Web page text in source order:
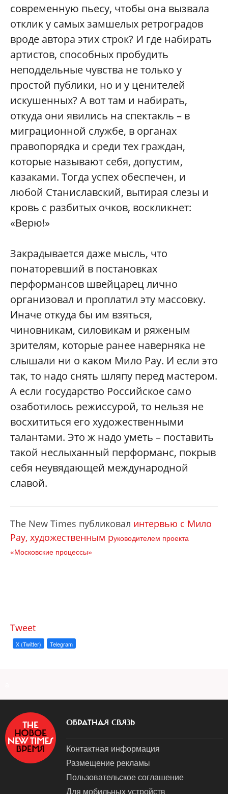
современную пьесу, чтобы она вызвала
отклик у самых замшелых ретроградов
вроде автора этих строк? И где набирать
артистов, способных пробудить
неподдельные чувства не только у
простой публики, но и у ценителей
искушенных? А вот там и набирать,
откуда они явились на спектакль – в
миграционной службе, в органах
правопорядка и среди тех граждан,
которые называют себя, допустим,
казаками. Тогда успех обеспечен, и
любой Станиславский, вытирая слезы и
кровь с разбитых очков, воскликнет:
«Верю!»
Закрадывается даже мысль, что
понаторевший в постановках
перформансов швейцарец лично
организовал и проплатил эту массовку.
Иначе откуда бы им взяться,
чиновникам, силовикам и ряженым
зрителям, которые ранее наверняка не
слышали ни о каком Мило Рау. И если это
так, то надо снять шляпу перед мастером.
А если государство Российское само
озаботилось режиссурой, то нельзя не
восхититься его художественными
талантами. Это ж надо уметь – поставить
такой неслыханный перформанс, покрыв
себя неувядающей международной
славой.
The New Times публиковал интервью с Мило
Рау, художественным руководителем проекта
«Московские процессы»
Tweet
X (Twitter) Telegram
ОБРАТНАЯ СВЯЗЬ
Контактная информация
Размещение рекламы
Пользовательское соглашение
Для мобильных устройств